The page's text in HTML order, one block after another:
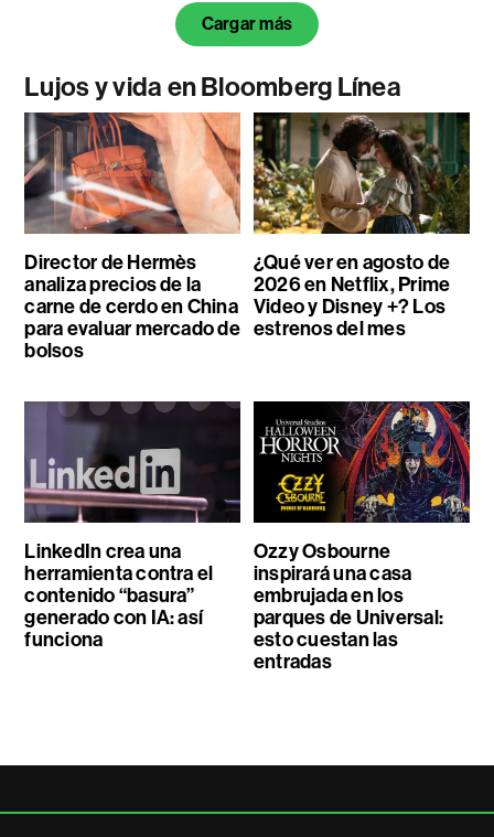
Cargar más
Lujos y vida en Bloomberg Línea
Director de Hermès
analiza precios de la
carne de cerdo en China
para evaluar mercado de
bolsos
¿Qué ver en agosto de
2026 en Netflix, Prime
Video y Disney +? Los
estrenos del mes
LinkedIn crea una
herramienta contra el
contenido “basura”
generado con IA: así
funciona
Ozzy Osbourne
inspirará una casa
embrujada en los
parques de Universal:
esto cuestan las
entradas